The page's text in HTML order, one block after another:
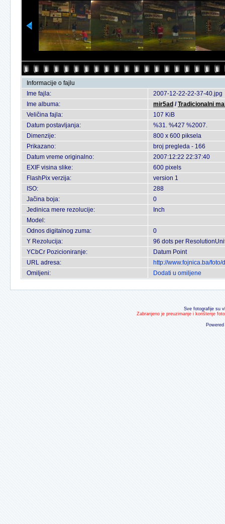
Informacije o fajlu
Ime fajla:
2007-12-22-22-37-40.jpg
Ime albuma:
mir5ad /Tradicionalni
Veličina fajla:
107 KiB
Datum postavljanja:
%31. %427 %2007.
Dimenzije:
800 x 600 piksela
Prikazano:
broj pregleda - 166
Datum vreme originalno:
2007:12:22 22:37:40
EXIF visina slike:
600 pixels
FlashPix verzija:
version 1
ISO:
288
Jačina boja:
0
Jedinica mere rezolucije:
Inch
Model:
Odnos digitalnog zuma:
0
Y Rezolucija:
96 dots per
YCbCr Pozicioniranje:
Datum Point
URL adresa:
http://www.fojnica.ba/
Omiljeni:
Dodati u omiljene
Sve fotografije su
Zabranjeno je preuzimanje i korištenje